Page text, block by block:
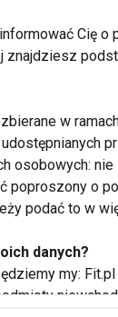
Cię o
znajdziesz
w
osobowych:
o
podać to w
danych?
my: